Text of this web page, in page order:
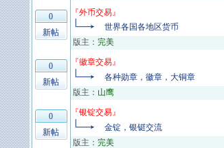
0
新帖
『外币交易』
世界各国各地区货币
版主： 完美
0
新帖
『徽章交易』
各种勋章，徽章，大铜章
版主： 山鹰
0
新帖
『银锭交易』
金锭，银铤交流
版主： 完美